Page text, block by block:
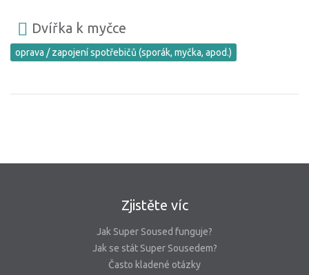
Dvířka k myčce
oprava / zapojení spotřebičů (sporák, myčka, apod.)
Zjistěte víc
Jak Super Soused funguje?
Jak se stát Super Sousedem?
Často kladené otázky